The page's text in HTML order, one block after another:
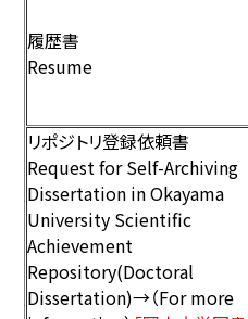
履歴書
Resume
リポジトリ登録依頼書
Request for Self-Archiving
Dissertation in Okayama
University Scientific
Achievement
Repository(Doctoral
Dissertation)→（For more